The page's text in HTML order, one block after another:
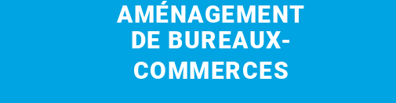
AMÉNAGEMENT
DE BUREAUX-
COMMERCES